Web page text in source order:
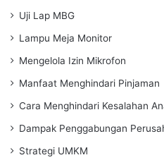
Uji Lap MBG
Lampu Meja Monitor
Mengelola Izin Mikrofon
Manfaat Menghindari Pinjaman
Cara Menghindari Kesalahan
Dampak Penggabungan
Strategi UMKM